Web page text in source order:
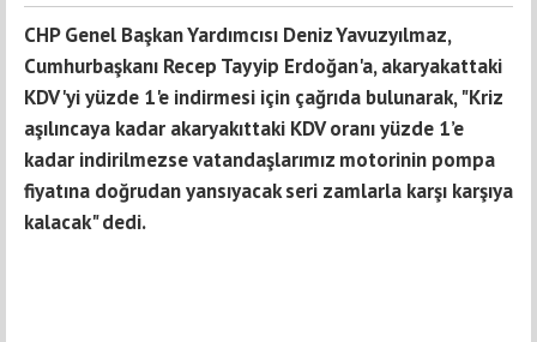
CHP Genel Başkan Yardımcısı Deniz Yavuzyılmaz,
Cumhurbaşkanı Recep Tayyip Erdoğan'a, akaryakattaki
KDV'yi yüzde 1'e indirmesi için çağrıda bulunarak, "Kriz
aşılıncaya kadar akaryakıttaki KDV oranı yüzde 1’e
kadar indirilmezse vatandaşlarımız motorinin pompa
fiyatına doğrudan yansıyacak seri zamlarla karşı karşıya
kalacak" dedi.